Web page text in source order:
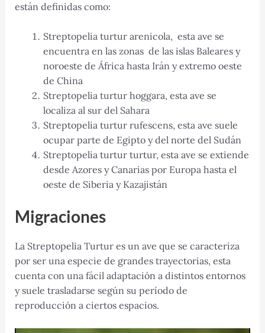
están definidas como:
Streptopelia turtur arenicola, esta ave se
encuentra en las zonas de las islas Baleares y
noroeste de África hasta Irán y extremo oeste
de China
Streptopelia turtur hoggara, esta ave se
localiza al sur del Sahara
Streptopelia turtur rufescens, esta ave suele
ocupar parte de Egipto y del norte del Sudán
Streptopelia turtur turtur, esta ave se extiende
desde Azores y Canarias por Europa hasta el
oeste de Siberia y Kazajistán
Migraciones
La Streptopelia Turtur es un ave que se caracteriza
por ser una especie de grandes trayectorias, esta
cuenta con una fácil adaptación a distintos entornos
y suele trasladarse según su período de
reproducción a ciertos espacios.